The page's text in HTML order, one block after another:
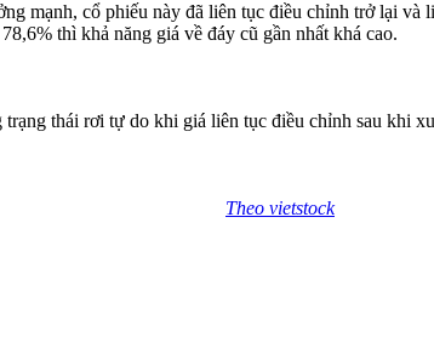
mạnh, cổ phiếu này đã liên tục điều chỉnh trở lại
thì khả năng giá về đáy cũ gần nhất khá cao.
thái rơi tự do khi giá liên tục điều chỉnh sau khi
Theo vietstock